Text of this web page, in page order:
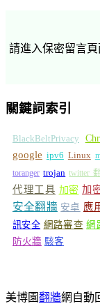
請進入保密留言頁
關鍵詞索引
BlackBeltPrivacy
google ipv6 Linux
toranger trojan twitter
代理工具 加密 加
安全翻牆 安卓 應
訊安全 網路審查 網
防火牆 駭客
美博園翻牆網自動